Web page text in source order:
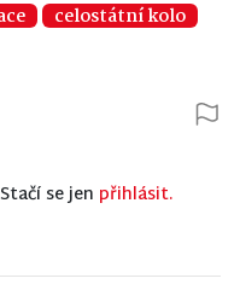
celostátní kolo
se jen přihlásit.